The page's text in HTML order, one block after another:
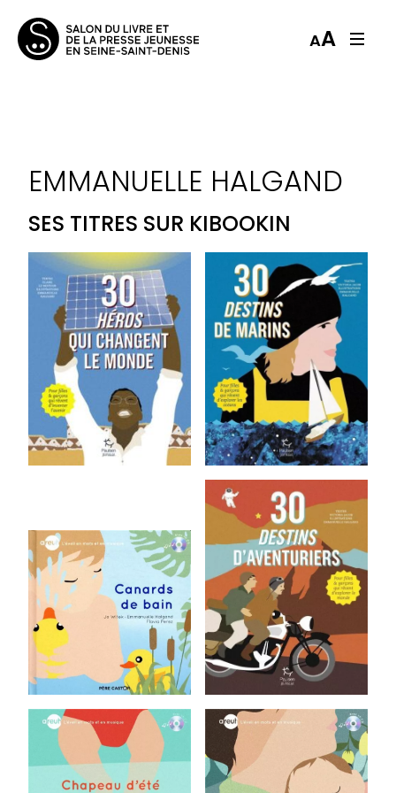
AA
EMMANUELLE HALGAND
SES TITRES SUR KIBOOKIN